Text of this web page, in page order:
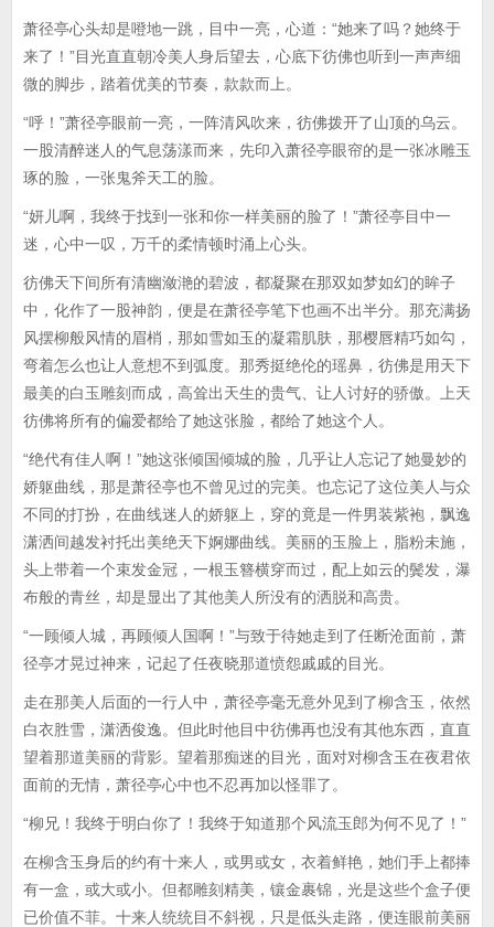
萧径亭心头却是噔地一跳，目中一亮，心道：“她来了吗？她终于
来了！”目光直直朝冷美人身后望去，心底下彷佛也听到一声声细
微的脚步，踏着优美的节奏，款款而上。
“呼！”萧径亭眼前一亮，一阵清风吹来，彷佛拨开了山顶的乌云。
一股清醉迷人的气息荡漾而来，先印入萧径亭眼帘的是一张冰雕玉
琢的脸，一张鬼斧天工的脸。
“妍儿啊，我终于找到一张和你一样美丽的脸了！”萧径亭目中一
迷，心中一叹，万千的柔情顿时涌上心头。
彷佛天下间所有清幽潋滟的碧波，都凝聚在那双如梦如幻的眸子
中，化作了一股神韵，便是在萧径亭笔下也画不出半分。那充满扬
风摆柳般风情的眉梢，那如雪如玉的凝霜肌肤，那樱唇精巧如勾，
弯着怎么也让人意想不到弧度。那秀挺绝伦的瑶鼻，彷佛是用天下
最美的白玉雕刻而成，高耸出天生的贵气、让人讨好的骄傲。上天
彷佛将所有的偏爱都给了她这张脸，都给了她这个人。
“绝代有佳人啊！”她这张倾国倾城的脸，几乎让人忘记了她曼妙的
娇躯曲线，那是萧径亭也不曾见过的完美。也忘记了这位美人与众
不同的打扮，在曲线迷人的娇躯上，穿的竟是一件男装紫袍，飘逸
潇洒间越发衬托出美绝天下婀娜曲线。美丽的玉脸上，脂粉未施，
头上带着一个束发金冠，一根玉簪横穿而过，配上如云的鬓发，瀑
布般的青丝，却是显出了其他美人所没有的洒脱和高贵。
“一顾倾人城，再顾倾人国啊！”与致于待她走到了任断沧面前，萧
径亭才晃过神来，记起了任夜晓那道愤怨戚戚的目光。
走在那美人后面的一行人中，萧径亭毫无意外见到了柳含玉，依然
白衣胜雪，潇洒俊逸。但此时他目中彷佛再也没有其他东西，直直
望着那道美丽的背影。望着那痴迷的目光，面对对柳含玉在夜君依
面前的无情，萧径亭心中也不忍再加以怪罪了。
“柳兄！我终于明白你了！我终于知道那个风流玉郎为何不见了！”
在柳含玉身后的约有十来人，或男或女，衣着鲜艳，她们手上都捧
有一盒，或大或小。但都雕刻精美，镶金裹锦，光是这些个盒子便
已价值不菲。十来人统统目不斜视，只是低头走路，便连眼前美丽